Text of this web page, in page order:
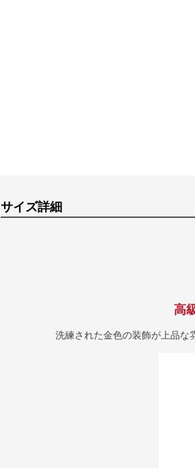
サイズ詳細
高
洗練された金色の装飾が上品な